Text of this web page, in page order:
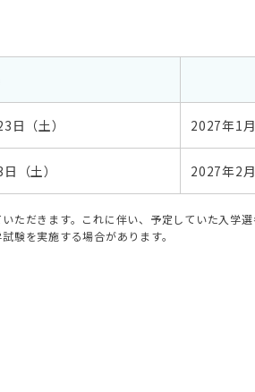
日（土） 2027年1
（土） 2027年2
ただきます。これに伴い、予定していた入学選
験を実施する場合があります。